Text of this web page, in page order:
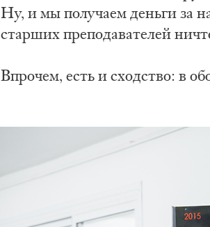
Ну, и мы получаем деньги за
старших преподавателей
Впрочем, есть и сходство: в